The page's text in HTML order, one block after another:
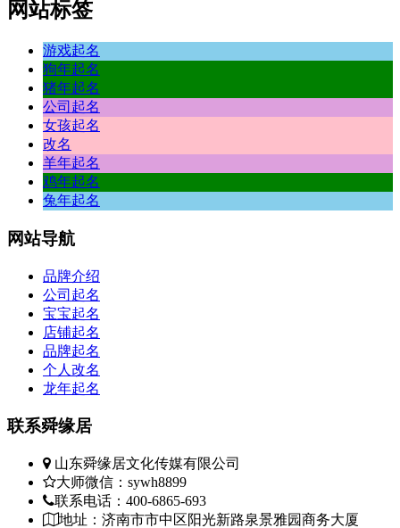
网站标签
游戏起名
狗年起名
猪年起名
公司起名
女孩起名
改名
羊年起名
鸡年起名
兔年起名
网站导航
品牌介绍
公司起名
宝宝起名
店铺起名
品牌起名
个人改名
龙年起名
联系舜缘居
山东舜缘居文化传媒有限公司
大师微信：sywh8899
联系电话：400-6865-693
地址：济南市市中区阳光新路泉景雅园商务大厦